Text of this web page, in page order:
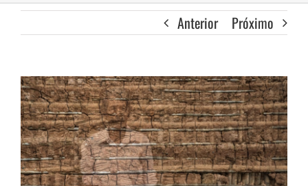
Anterior Próximo
View
Larger
Image